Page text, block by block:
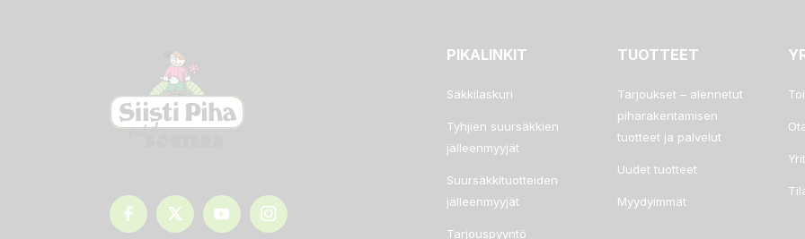
PIKALINKIT
Säkkilaskuri
Tyhjien suursäkkien
jälleenmyyjät
Suursäkkituotteiden
jälleenmyyjät
Tarjouspyyntö
TUOTTEET
Tarjoukset – alennetut
piharakentamisen
tuotteet ja palvelut
Uudet tuotteet
Myydyimmät